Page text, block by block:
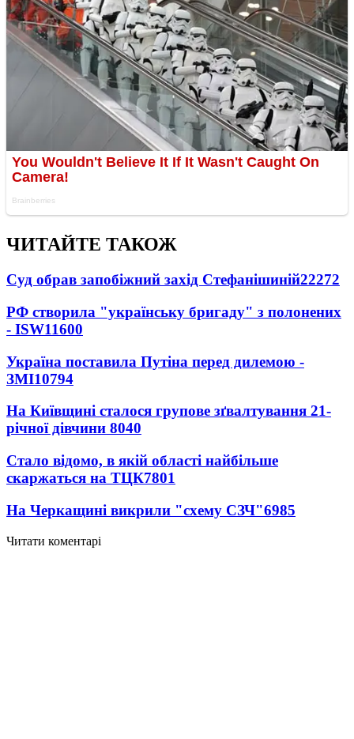
ЧИТАЙТЕ ТАКОЖ
Суд обрав запобіжний захід Стефанішиній22272
РФ створила "українську бригаду" з полонених
- ISW11600
Україна поставила Путіна перед дилемою -
ЗМІ10794
На Київщині сталося групове зґвалтування 21-
річної дівчини 8040
Стало відомо, в якій області найбільше
скаржаться на ТЦК7801
На Черкащині викрили "схему СЗЧ"6985
Читати коментарі